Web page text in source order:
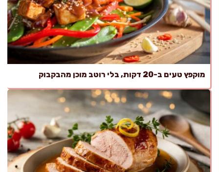
מוקפץ טעים ב-20 דקות, בלי רוטב מוכן מהבקבוק